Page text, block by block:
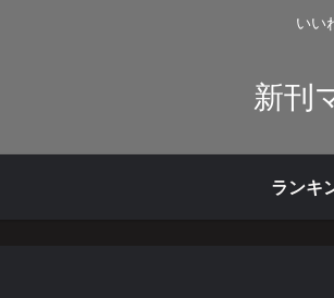
いい
新刊
ランキ